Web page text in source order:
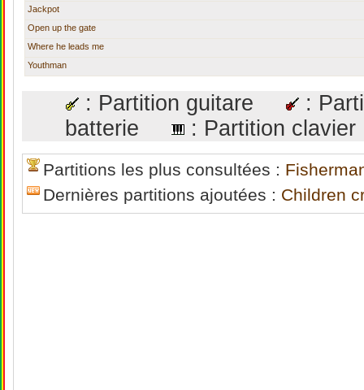
Jackpot
Open up the gate
Where he leads me
Youthman
: Partition guitare
:
batterie
: Partition
Partitions les plus consultées :
Dernières partitions ajoutées : Children